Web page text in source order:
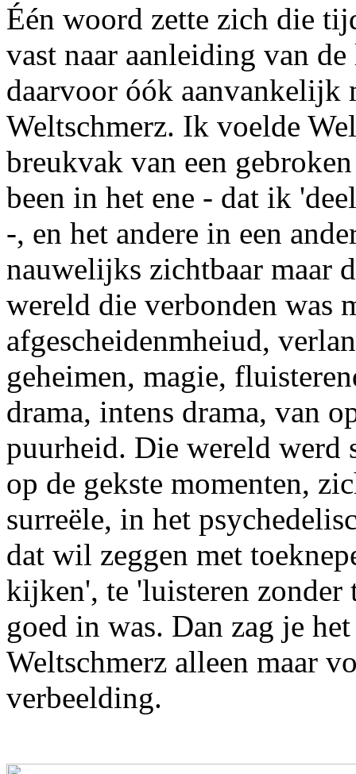
Één woord zette zich die
vast naar aanleiding van
daarvoor óók aanvankelijk
Weltschmerz. Ik voelde
breukvak van een
been in het ene - dat ik
-, en het andere in een
nauwelijks zichtbaar maar
wereld die verbonden was
afgescheidenmheiud,
geheimen, magie,
drama, intens drama, van
puurheid. Die wereld werd
op de gekste momenten,
surreële, in het
dat wil zeggen met
kijken', te 'luisteren zonder
goed in was. Dan zag je
Weltschmerz alleen maar
verbeelding.